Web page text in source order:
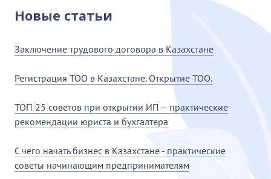
Новые статьи
Заключение трудового договора в Казахстане
Регистрация ТОО в Казахстане. Открытие ТОО.
ТОП 25 советов при открытии ИП – практические
рекомендации юриста и бухгалтера
С чего начать бизнес в Казахстане - практические
советы начинающим предпринимателям